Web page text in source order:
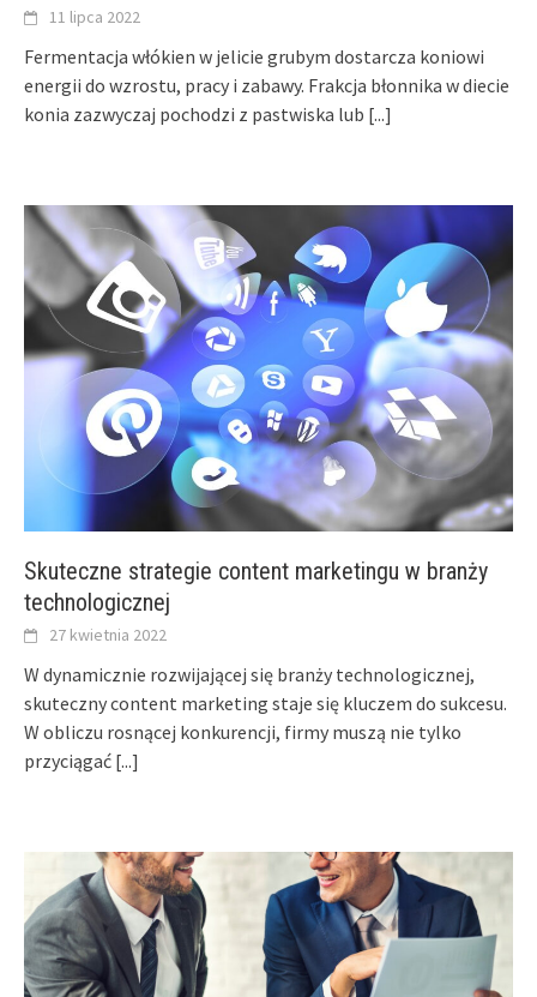
11 lipca 2022
Fermentacja włókien w jelicie grubym dostarcza koniowi
energii do wzrostu, pracy i zabawy. Frakcja błonnika w diecie
konia zazwyczaj pochodzi z pastwiska lub [...]
Skuteczne strategie content marketingu w branży
technologicznej
27 kwietnia 2022
W dynamicznie rozwijającej się branży technologicznej,
skuteczny content marketing staje się kluczem do sukcesu.
W obliczu rosnącej konkurencji, firmy muszą nie tylko
przyciągać [...]